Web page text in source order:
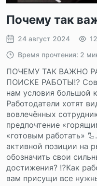
Почему так
24 август 2024
Время прочтения: 2
ПОЧЕМУ ТАК ВАЖНО
ПОИСКЕ РАБОТЫ⁉
нам условия большой
Работодатели хотят
вовлечённых
предпочтение
«готовым работать»
активной позиции на
обозначить свои
достижения? ⁉Как
вам присущи все